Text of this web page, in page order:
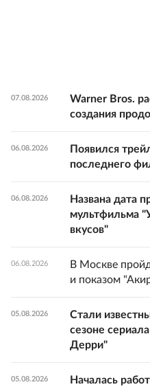
07.08.2026
Warner Bros.
создания
06.08.2026
Появился
последнего
06.08.2026
Названа дата
мультфильма
вкусов"
06.08.2026
В Москве
и показом
05.08.2026
Стали
сезоне
Дерри"
05.08.2026
Началась